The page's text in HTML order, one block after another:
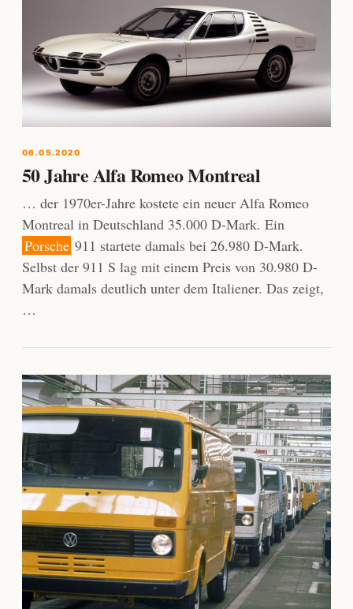
06.05.2020
50 Jahre Alfa Romeo Montreal
… der 1970er-Jahre kostete ein neuer Alfa Romeo
Montreal in Deutschland 35.000 D-Mark. Ein
Porsche 911 startete damals bei 26.980 D-Mark.
Selbst der 911 S lag mit einem Preis von 30.980 D-
Mark damals deutlich unter dem Italiener. Das zeigt,
…